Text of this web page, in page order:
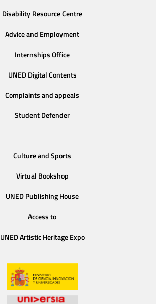
Disability Resource Centre
Advice and Employment
Internships Office
UNED Digital Contents
Complaints and appeals
Student Defender
Culture and Sports
Virtual Bookshop
UNED Publishing House
Access to
UNED Artistic Heritage Expo